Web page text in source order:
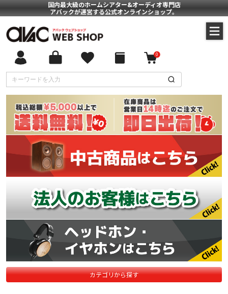
国内最大級のホームシアター&オーディオ専門店
アバックが運営する公式オンラインショップ。
0
カテゴリから探す